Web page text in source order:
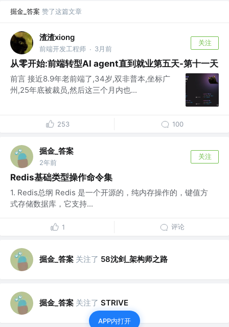
掘金_答案 赞了这篇文章
渣渣xiong
前端开发工程师 · 3月前
关注
从零开始:前端转型AI agent直到就业第五天-第十一天
前言 接近8.9年老前端了,34岁,双非普本,坐标广
州,25年底被裁员,然后这三个月内也...
253 100
掘金_答案
2年前
关注
Redis基础类型操作命令集
1. Redis总纲 Redis 是一个开源的，纯内存操作的，键值方
式存储数据库，它支持...
1 评论
掘金_答案 关注了 58沈剑_架构师之路
掘金_答案 关注了 STRIVE
APP内打开